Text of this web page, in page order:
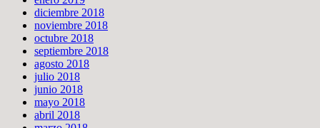
diciembre 2018
noviembre 2018
octubre 2018
septiembre 2018
agosto 2018
julio 2018
junio 2018
mayo 2018
abril 2018